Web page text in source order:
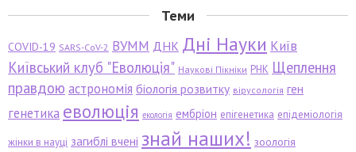
Теми
COVID-19 SARS-CoV-2 ВУММ ДНК Дні Науки Київ
Київський клуб "Еволюція" Наукові Пікніки РНК Щеплення
правдою астрономія біологія розвитку вірусологія ген
генетика еволюція екологія ембріон епігенетика епідеміологія
жінки в науці загиблі вчені знай наших! зоологія